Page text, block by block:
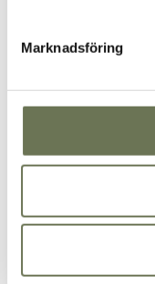
Marknadsföring
TILLBAKA